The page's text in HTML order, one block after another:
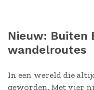
Nieuw: Buiten
wandelroutes
In een wereld die
geworden. Met vier